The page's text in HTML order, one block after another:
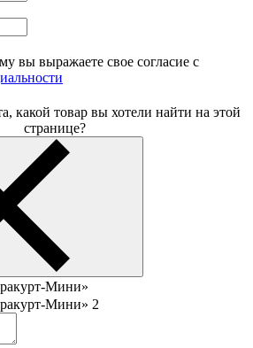
вы выражаете свое согласие с
какой товар вы хотели найти на этой
странице?
Мини»
Мини» 2